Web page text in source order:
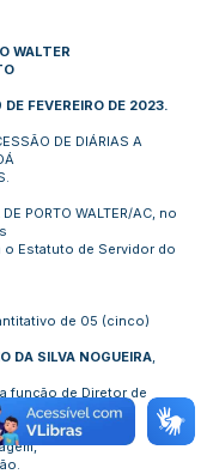
WALTER
FEVEREIRO DE 2023.
DE DIÁRIAS A
PORTO WALTER/AC, no
Estatuto de Servidor do
de 05 (cinco)
DA SILVA NOGUEIRA,
função de Diretor de
para custeio de